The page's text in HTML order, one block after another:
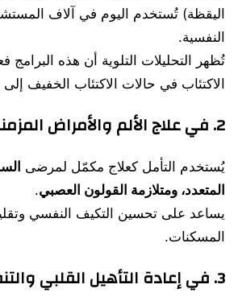
اليقظة) تُستخدم اليوم في آلاف
النفسية.
تُظهر التحليلات التلوية أن هذه البرامج
الاكتئاب في حالات الاكتئاب الخفيف
2. في علاج الألم والأمراض
يُستخدم التأمل كعلاج مكمّل لمرضى
المتعدد، ومتلازمة القولون العصبي.
يساعد على تحسين التكيف النفسي
المسكنات.
3. في إعادة التأهيل القلبي